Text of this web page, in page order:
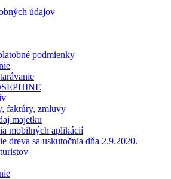
údajov
podmienky
faktúry, zmluvy
majetku
mobilných aplikácií
dreva sa uskutočnia dňa 2.9.2020.